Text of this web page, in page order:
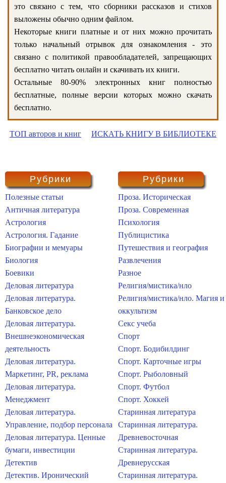
это связано с тем, что сборники рассказов и стихов
выложены обычно одним файлом.
Некоторые книги платные и от них можно прочитать
только начальный отрывок для ознакомления - это
связано с политикой правообладателей, запрещающих
бесплатно читать онлайн и скачивать их книги.
Остальные 80-90% электронных книг полностью
бесплатные, полные версии которых можно скачать
бесплатно.
ТОП авторов и книг ИСКАТЬ КНИГУ В БИБЛИОТЕКЕ
Рубрики
Полезные статьи
Античная литература
Астрология
Астрология. Гадание
Биографии и мемуары
Биология
Боевики
Деловая литература
Деловая литература.
Банковское дело
Деловая литература.
Внешнеэкономическая
деятельность
Деловая литература.
Маркетинг, PR, реклама
Деловая литература.
Менеджмент
Деловая литература.
Управление, подбор персонала
Деловая литература. Ценные
бумаги, инвестиции
Детектив
Детектив. Иронический
Рубрики
Проза. Историческая
Проза. Современная
Психология
Публицистика
Путешествия и география
Развлечения
Разное
Религия/мистика/нло
Религия/мистика/нло. Магия и
оккультизм
Секс учеба
Спорт
Спорт. Бодибилдинг
Спорт. Карточные игры
Спорт. Рыболовный
Спорт. Футбол
Спорт. Хоккей
Старинная литература
Старинная литература.
Древневосточная
Старинная литература.
Древнерусская
Старинная литература.